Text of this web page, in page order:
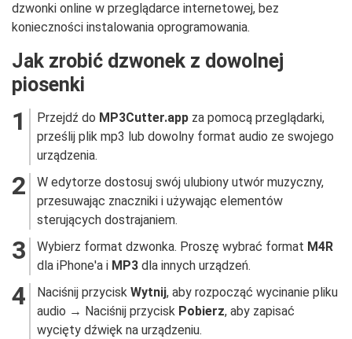
dzwonki online w przeglądarce internetowej, bez
konieczności instalowania oprogramowania.
Jak zrobić dzwonek z dowolnej
piosenki
Przejdź do MP3Cutter.app za pomocą przeglądarki,
prześlij plik mp3 lub dowolny format audio ze swojego
urządzenia.
W edytorze dostosuj swój ulubiony utwór muzyczny,
przesuwając znaczniki i używając elementów
sterujących dostrajaniem.
Wybierz format dzwonka. Proszę wybrać format M4R
dla iPhone'a i MP3 dla innych urządzeń.
Naciśnij przyciskWytnij, aby rozpocząć wycinanie pliku
audio → Naciśnij przycisk Pobierz, aby zapisać
wycięty dźwięk na urządzeniu.